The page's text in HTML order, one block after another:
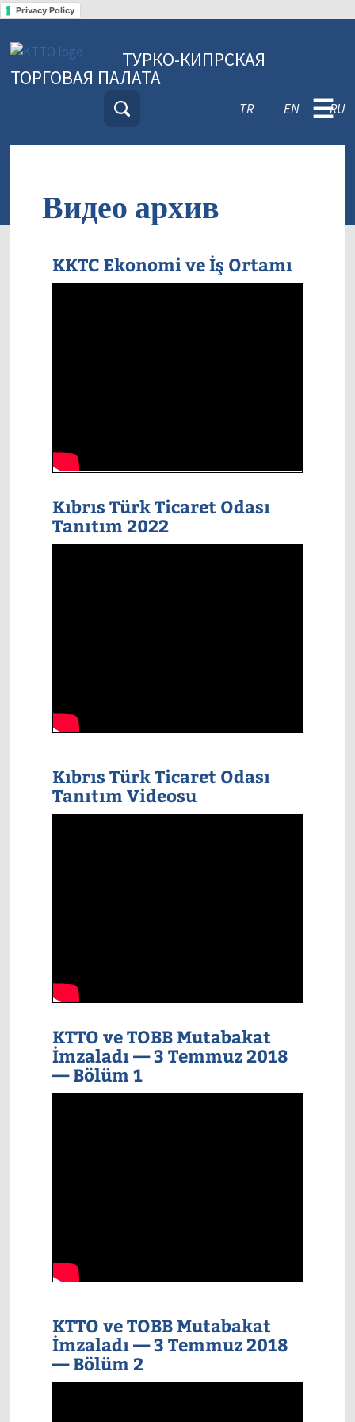
Privacy Policy
ТУРКО-КИПРСКАЯ
ТОРГОВАЯ ПАЛАТА
TR EN RU
☰
Видео архив
KKTC Ekonomi ve İş Ortamı
Kıbrıs Türk Ticaret Odası
Tanıtım 2022
Kıbrıs Türk Ticaret Odası
Tanıtım Videosu
KTTO ve TOBB Mutabakat
İmzaladı — 3 Temmuz 2018
— Bölüm 1
KTTO ve TOBB Mutabakat
İmzaladı — 3 Temmuz 2018
— Bölüm 2